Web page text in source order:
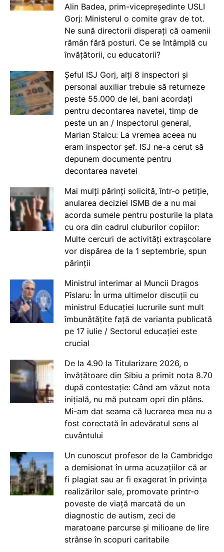
Alin Badea, prim-vicepreședinte USLI
Gorj: Ministerul o comite grav de tot.
Ne sună directorii disperați că oamenii
rămân fără posturi. Ce se întâmplă cu
învățătorii, cu educatorii?
Șeful ISJ Gorj, alți 8 inspectori și
personal auxiliar trebuie să returneze
peste 55.000 de lei, bani acordați
pentru decontarea navetei, timp de
peste un an / Inspectorul general,
Marian Staicu: La vremea aceea nu
eram inspector șef. ISJ ne-a cerut să
depunem documente pentru
decontarea navetei
Mai mulți părinți solicită, într-o petiție,
anularea deciziei ISMB de a nu mai
acorda sumele pentru posturile la plata
cu ora din cadrul cluburilor copiilor:
Multe cercuri de activități extrașcolare
vor dispărea de la 1 septembrie, spun
părinții
Ministrul interimar al Muncii Dragos
Pîslaru: În urma ultimelor discuții cu
ministrul Educației lucrurile sunt mult
îmbunătățite față de varianta publicată
pe 17 iulie / Sectorul educației este
crucial
De la 4.90 la Titularizare 2026, o
învățătoare din Sibiu a primit nota 8.70
după contestație: Când am văzut nota
inițială, nu mă puteam opri din plâns.
Mi-am dat seama că lucrarea mea nu a
fost corectată în adevăratul sens al
cuvântului
Un cunoscut profesor de la Cambridge
a demisionat în urma acuzațiilor că ar
fi plagiat sau ar fi exagerat în privința
realizărilor sale, promovate printr-o
poveste de viață marcată de un
diagnostic de autism, zeci de
maratoane parcurse și milioane de lire
strânse în scopuri caritabile